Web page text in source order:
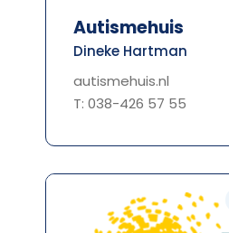
Autismehuis
Dineke Hartman
autismehuis.nl
T: 038-426 57 55